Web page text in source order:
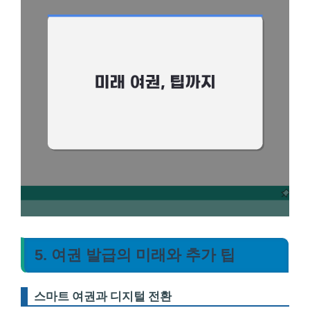
5. 여권 발급의 미래와 추가 팁
스마트 여권과 디지털 전환